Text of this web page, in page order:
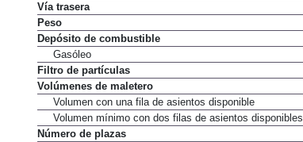
Vía trasera
Peso
Depósito de combustible
Gasóleo
Filtro de partículas
Volúmenes de maletero
Volumen con una fila de asientos disponible
Volumen mínimo con dos filas de asientos disponibles
Número de plazas